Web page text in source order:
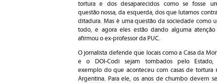
tortura e dos desaparecidos como se fosse
questão nossa, da esquerda, dos que lutamos
ditadura. Mas é uma questão da sociedade como
todo, e agora eles estão dando alguma
afirmou o ex-professor da PUC.
O jornalista defende que locais como a Casa da
e o DOI-Codi sejam tombados pelo Estado,
exemplo do que aconteceu com casas de tortura
Argentina. Para ele, os anos de chumbo devem